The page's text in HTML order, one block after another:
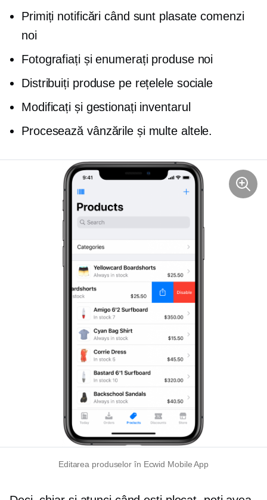
Primiți notificări când sunt plasate comenzi
noi
Fotografiați și enumerați produse noi
Distribuiți produse pe rețelele sociale
Modificați și gestionați inventarul
Procesează vânzările și multe altele.
Editarea produselor în Ecwid Mobile App